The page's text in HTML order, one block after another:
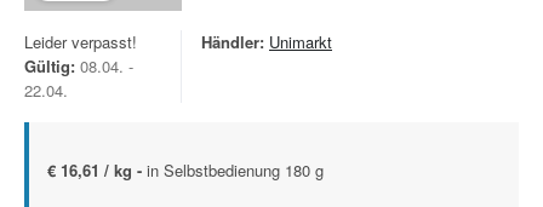
Leider verpasst!
Gültig: 08.04. -
22.04.
Händler: Unimarkt
€ 16,61 / kg - in Selbstbedienung 180 g